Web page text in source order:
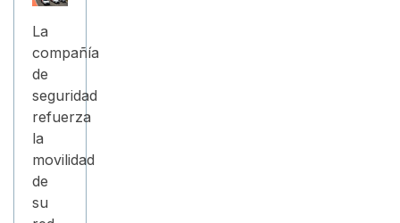
La
compañía
de
seguridad
refuerza
la
movilidad
de
su